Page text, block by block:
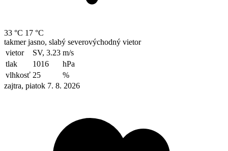
33 °C 17 °C
takmer jasno, slabý severovýchodný vietor
vietor
SV, 3.23 m/s
tlak
1016
hPa
vlhkosť 25
%
zajtra, piatok 7. 8. 2026